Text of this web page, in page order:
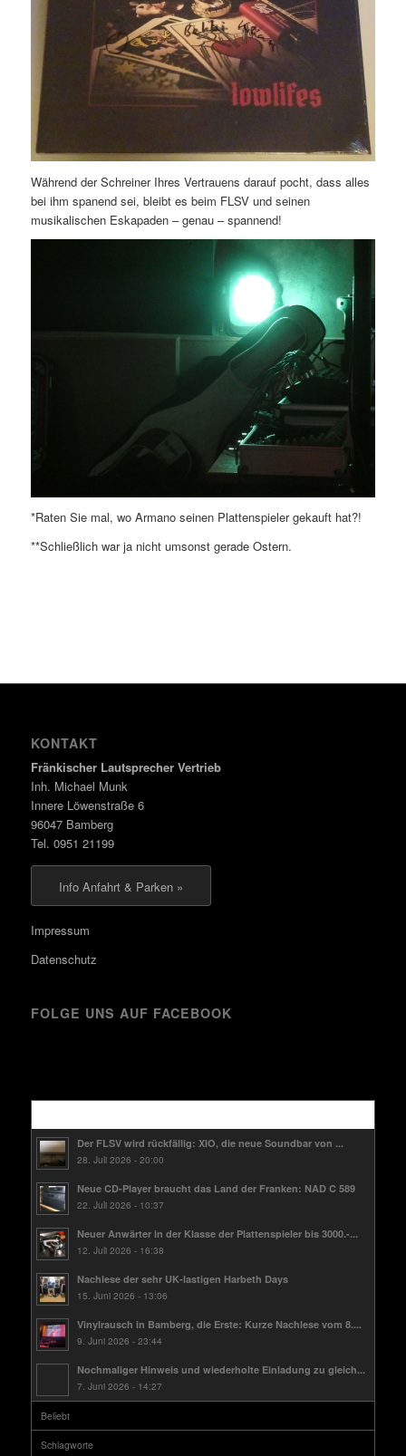
Während der Schreiner Ihres Vertrauens darauf pocht, dass alles
bei ihm spanend sei, bleibt es beim FLSV und seinen
musikalischen Eskapaden – genau – spannend!
*Raten Sie mal, wo Armano seinen Plattenspieler gekauft hat?!
**Schließlich war ja nicht umsonst gerade Ostern.
KONTAKT
Fränkischer Lautsprecher Vertrieb
Inh. Michael Munk
Innere Löwenstraße 6
96047 Bamberg
Tel. 0951 21199
Info Anfahrt & Parken »
Impressum
Datenschutz
FOLGE UNS AUF FACEBOOK
Der FLSV wird rückfällig: XIO, die neue Soundbar von ...
28. Juli 2026 - 20:00
Neue CD-Player braucht das Land der Franken: NAD C 589
22. Juli 2026 - 10:37
Neuer Anwärter in der Klasse der Plattenspieler bis 3000.-...
12. Juli 2026 - 16:38
Nachlese der sehr UK-lastigen Harbeth Days
15. Juni 2026 - 13:06
Vinylrausch in Bamberg, die Erste: Kurze Nachlese vom 8....
9. Juni 2026 - 23:44
Nochmaliger Hinweis und wiederholte Einladung zu gleich...
7. Juni 2026 - 14:27
Beliebt
Schlagworte